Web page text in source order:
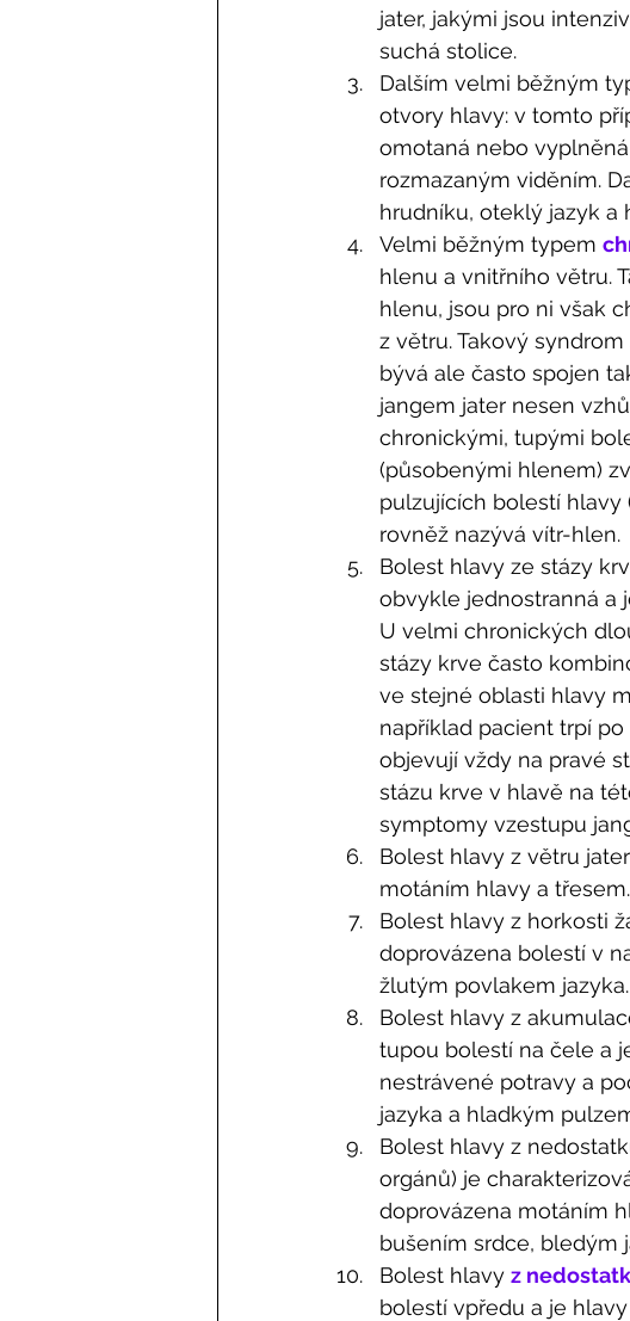
jater, jakými jsou
suchá stolice.
Dalším velmi běžným
otvory hlavy: v tomto
omotaná nebo
rozmazaným viděním.
hrudníku, oteklý jazyk a
Velmi běžným typem
hlenu a vnitřního větru.
hlenu, jsou pro ni však
z větru. Takový
bývá ale často spojen
jangem jater nesen
chronickými, tupými
(působenými hlenem)
pulzujících bolestí hlavy
rovněž nazývá vítr-hlen.
Bolest hlavy ze stázy
obvykle jednostranná a
U velmi chronických
stázy krve často
ve stejné oblasti hlavy
například pacient trpí
objevují vždy na pravé
stázu krve v hlavě na
symptomy vzestupu
Bolest hlavy z větru
motáním hlavy a třesem.
Bolest hlavy z horkosti
doprovázena bolestí v
žlutým povlakem jazyka.
Bolest hlavy z
tupou bolestí na čele a
nestrávené potravy a
jazyka a hladkým
Bolest hlavy z
orgánů) je
doprovázena motáním
bušením srdce, bledým
Bolest hlavy z
bolestí vpředu a je hlavy